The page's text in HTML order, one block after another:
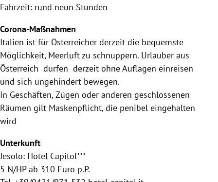
Fahrzeit: rund neun Stunden
Corona-Maßnahmen
Italien ist für Österreicher derzeit die bequemste
Möglichkeit, Meerluft zu schnuppern. Urlauber aus
Österreich dürfen derzeit ohne Auflagen einreisen
und sich ungehindert bewegen.
In Geschäften, Zügen oder anderen geschlossenen
Räumen gilt Maskenpflicht, die penibel eingehalten
wird
Unterkunft
Jesolo: Hotel Capitol***
5 N/HP ab 310 Euro p.P.